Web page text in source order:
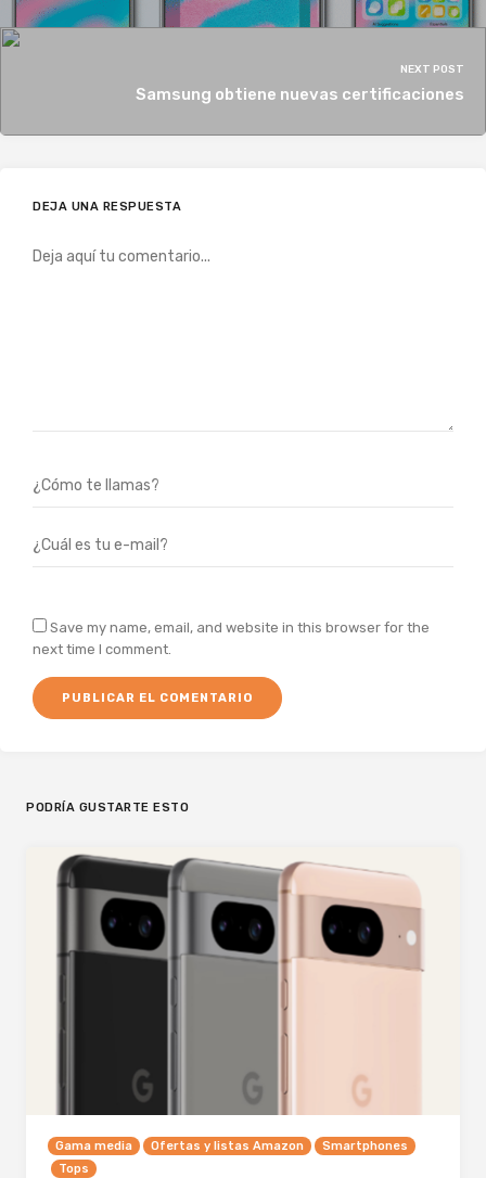
NEXT POST
Samsung obtiene nuevas certificaciones
DEJA UNA RESPUESTA
Save my name, email, and website in this browser for the
next time I comment.
PODRÍA GUSTARTE ESTO
Gama media Ofertas y listas Amazon
Smartphones
Tops